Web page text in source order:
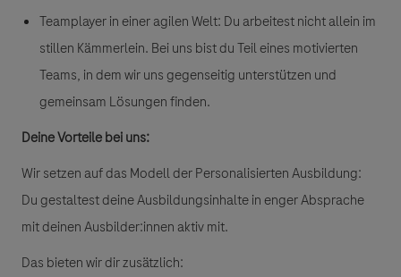
Teamplayer in einer agilen Welt: Du arbeitest nicht allein im
stillen Kämmerlein. Bei uns bist du Teil eines motivierten
Teams, in dem wir uns gegenseitig unterstützen und
gemeinsam Lösungen finden.
Deine Vorteile bei uns:
Wir setzen auf das Modell derPersonalisierten Ausbildung:
Du gestaltest deine Ausbildungsinhalte in enger Absprache
mit deinen Ausbilder:innen aktiv mit.
Das bieten wir dir zusätzlich: